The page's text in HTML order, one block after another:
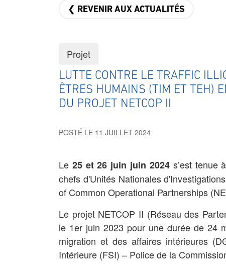
❮ REVENIR AUX ACTUALITÉS
Projet
LUTTE CONTRE LE TRAFFIC
ÊTRES HUMAINS (TIM ET TEH)
DU PROJET NETCOP II
POSTÉ LE 11 JUILLET 2024
Le 25 et 26 juin juin 2024 s’est tenue
chefs d'Unités Nationales
of Common Operational Partnerships
Le projet NETCOP II (Réseau des
le 1er juin 2023 pour une durée de 24
migration et des affaires intérieures
Intérieure (FSI) – Police de la